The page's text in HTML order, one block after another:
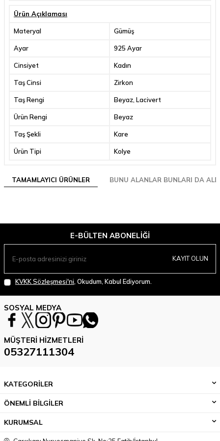
Ürün Açıklaması
Materyal Gümüş
Ayar 925 Ayar
Cinsiyet Kadın
Taş Cinsi Zirkon
Taş Rengi Beyaz, Lacivert
Ürün Rengi Beyaz
Taş Şekli Kare
Ürün Tipi Kolye
TAMAMLAYICI ÜRÜNLER BUNU ALANLAR BUNLARI DA
E-BÜLTEN ABONELIĞI
KAYIT OLUN
KVKK Sözleşmesi'ni , Okudum, Kabul Ediyorum.
SOSYAL MEDYA
MÜŞTERI HIZMETLERI
05327111304
KATEGORİLER
ÖNEMLİ BİLGİLER
KURUMSAL